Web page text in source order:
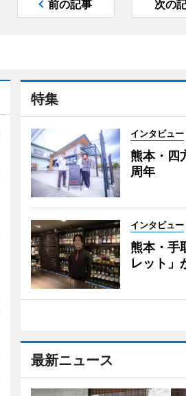
前の記事 次の
特集
インタビュー
熊本・四
周年
インタビュー
熊本・手
レット」
最新ニュース